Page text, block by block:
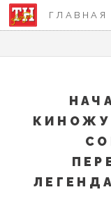
ГЛАВНАЯ